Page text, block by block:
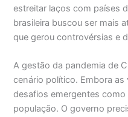
estreitar laços com países
brasileira buscou ser mais
que gerou controvérsias e
A gestão da pandemia de
cenário político. Embora
desafios emergentes
população. O governo